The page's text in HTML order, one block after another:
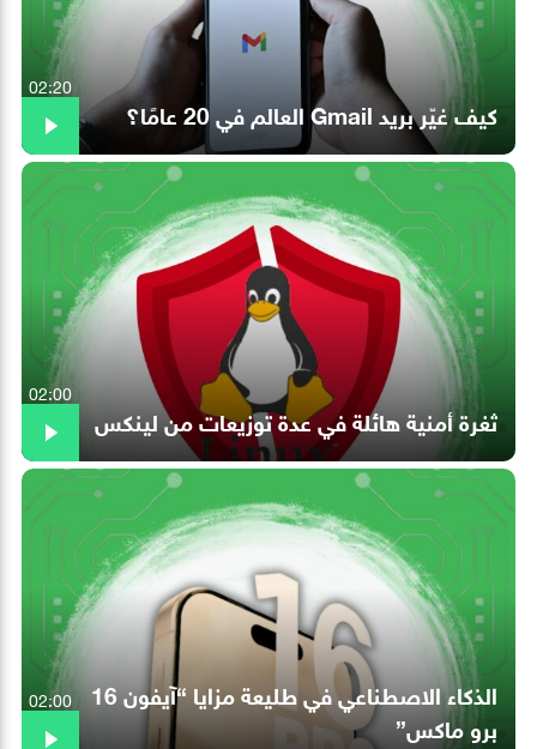
كيف غيّر بريد Gmail العالم في 20 عامًا؟
02:20
ثغرة أمنية هائلة في عدة توزيعات من لينكس
02:00
الذكاء الاصطناعي في طليعة مزايا “آيفون 16
برو ماكس”
02:00